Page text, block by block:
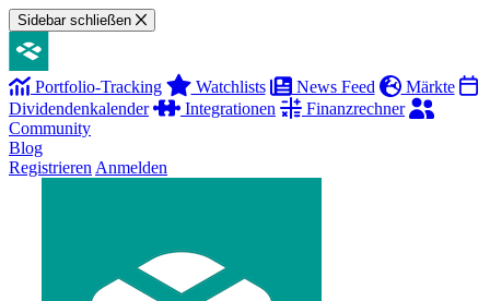
Sidebar schließen
Portfolio-Tracking Watchlists News Feed
Märkte
Dividendenkalender
Integrationen
Finanzrechner
Community
Blog
Registrieren Anmelden